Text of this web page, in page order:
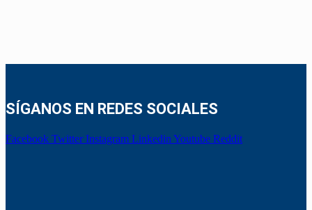
SÍGANOS EN REDES SOCIALES
Facebook Twitter Instagram Linkedin Youtube Reddit